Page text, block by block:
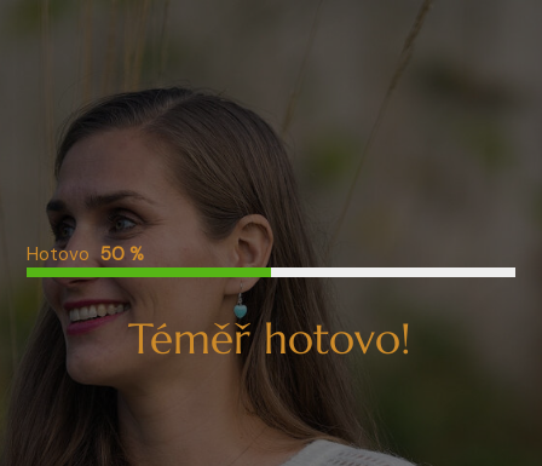
Hotovo 50 %
Téměř hotovo!